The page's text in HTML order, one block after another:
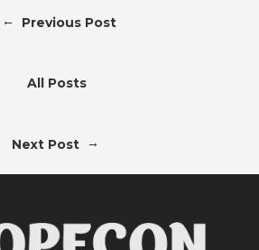
← Previous Post
All Posts
Next Post →